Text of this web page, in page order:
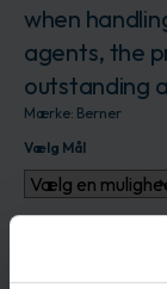
when
agents, the
outstanding
Mærke: Berner
Vælg Mål
Log ind for at